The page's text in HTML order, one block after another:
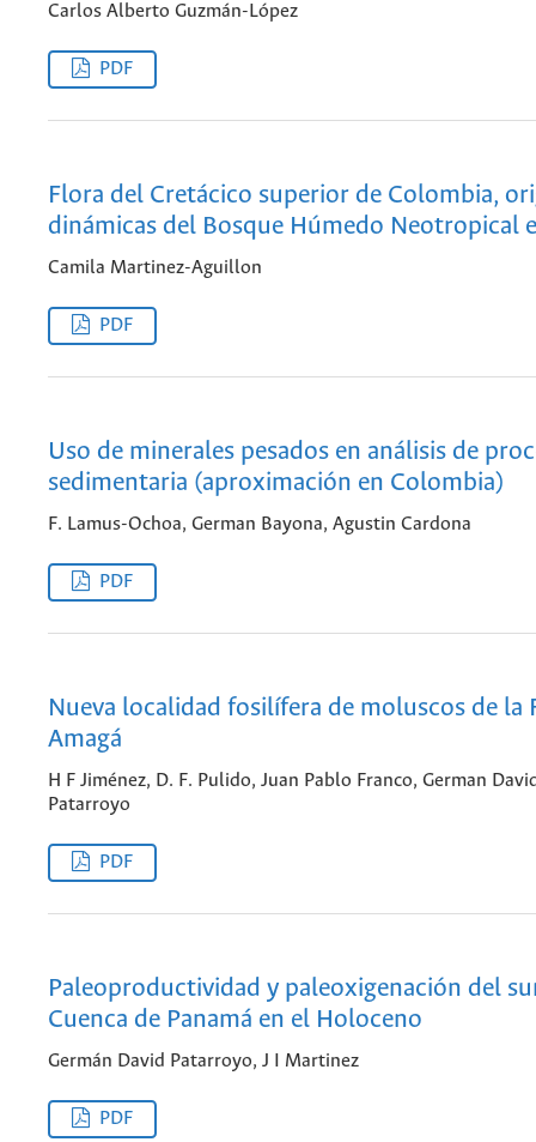
Carlos Alberto Guzmán-López
PDF
Flora del Cretácico superior de Colombia,
dinámicas del Bosque Húmedo Neotropical
Camila Martinez-Aguillon
PDF
Uso de minerales pesados en análisis de
sedimentaria (aproximación en Colombia)
F. Lamus-Ochoa, German Bayona, Agustin Cardona
PDF
Nueva localidad fosilífera de moluscos de la
Amagá
H F Jiménez, D. F. Pulido, Juan Pablo Franco, German
Patarroyo
PDF
Paleoproductividad y paleoxigenación del
Cuenca de Panamá en el Holoceno
Germán David Patarroyo, J I Martinez
PDF